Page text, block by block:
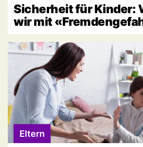
Sicherheit für Kinder:
wir mit
Eltern